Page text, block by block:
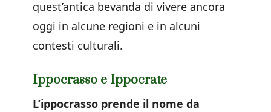
quest’antica bevanda di vivere ancora
oggi in alcune regioni e in alcuni
contesti culturali.
Ippocrasso e Ippocrate
L’ippocrasso prende il nome da